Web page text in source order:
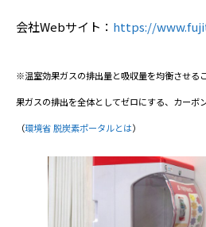
会社Webサイト： https://
※温室効果ガスの排出量と吸収量を均衡させる
果ガスの排出を全体としてゼロにする、カーボ
（環境省 脱炭素ポータルとは）